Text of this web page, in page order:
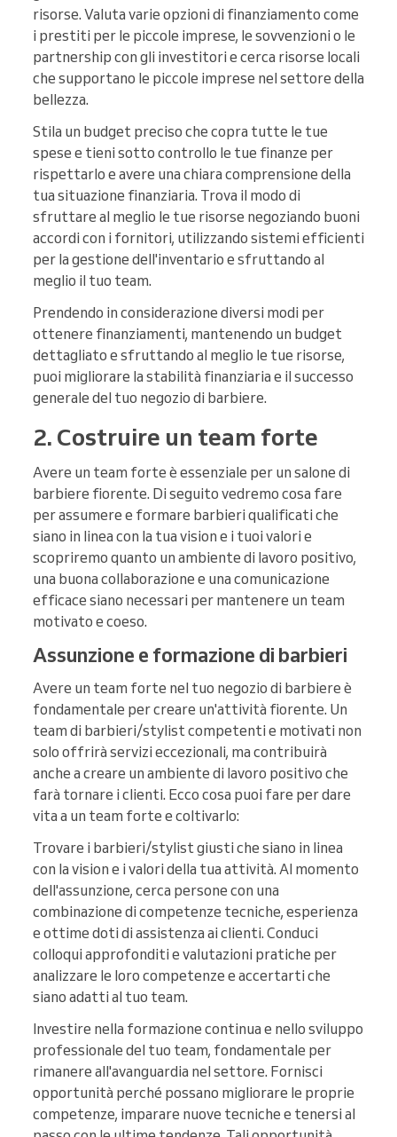
risorse. Valuta varie opzioni di finanziamento come
i prestiti per le piccole imprese, le sovvenzioni o le
partnership con gli investitori e cerca risorse locali
che supportano le piccole imprese nel settore della
bellezza.
Stila un budget preciso che copra tutte le tue
spese e tieni sotto controllo le tue finanze per
rispettarlo e avere una chiara comprensione della
tua situazione finanziaria. Trova il modo di
sfruttare al meglio le tue risorse negoziando buoni
accordi con i fornitori, utilizzando sistemi efficienti
per la gestione dell'inventario e sfruttando al
meglio il tuo team.
Prendendo in considerazione diversi modi per
ottenere finanziamenti, mantenendo un budget
dettagliato e sfruttando al meglio le tue risorse,
puoi migliorare la stabilità finanziaria e il successo
generale del tuo negozio di barbiere.
2. Costruire un team forte
Avere un team forte è essenziale per un salone di
barbiere fiorente. Di seguito vedremo cosa fare
per assumere e formare barbieri qualificati che
siano in linea con la tua vision e i tuoi valori e
scopriremo quanto un ambiente di lavoro positivo,
una buona collaborazione e una comunicazione
efficace siano necessari per mantenere un team
motivato e coeso.
Assunzione e formazione di barbieri
Avere un team forte nel tuo negozio di barbiere è
fondamentale per creare un'attività fiorente. Un
team di barbieri/stylist competenti e motivati non
solo offrirà servizi eccezionali, ma contribuirà
anche a creare un ambiente di lavoro positivo che
farà tornare i clienti. Ecco cosa puoi fare per dare
vita a un team forte e coltivarlo:
Trovare i barbieri/stylist giusti che siano in linea
con la vision e i valori della tua attività. Al momento
dell'assunzione, cerca persone con una
combinazione di competenze tecniche, esperienza
e ottime doti di assistenza ai clienti. Conduci
colloqui approfonditi e valutazioni pratiche per
analizzare le loro competenze e accertarti che
siano adatti al tuo team.
Investire nella formazione continua e nello sviluppo
professionale del tuo team, fondamentale per
rimanere all'avanguardia nel settore. Fornisci
opportunità perché possano migliorare le proprie
competenze, imparare nuove tecniche e tenersi al